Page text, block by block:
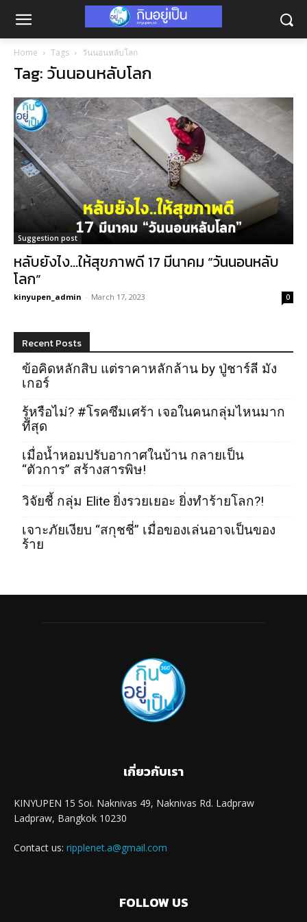
Home Tags วันนอนหลับโลก
Tag: วันนอนหลับโลก
Suggestion post
หลับยังไง…ให้สุขภาพดี 17 มีนาคม “วันนอนหลับ
โลก”
kinyupen_admin - March 17, 2023 0
Recent Posts
ข้อคิดหลักสิบ แต่ราคาหลักล้าน by ปู่ชาร์ลี มัง
เกอร์
รู้หรือไม่? #โรคซึมเศร้า เจอในคนกลุ่มไหนมาก
ที่สุด
เมื่อน้ำหอมปรับอากาศในบ้าน กลายเป็น
“ตัวการ” สร้างสารพิษ!
วิจัยชี้ กลุ่ม Elite ยิ่งรวยเยอะ ยิ่งทำร้ายโลก?!
เจาะภัยเงียบ “สกุชชี่” เมื่อของเล่นอาจเป็นของ
ร้าย
เกี่ยวกับเรา
KINYUPEN 15 Soi. Naknivas 49, Naknivas Rd. Ladpraw
Ladpraw, Bangkok 10230
Contact us: ripplenet.a@gmail.com
FOLLOW US